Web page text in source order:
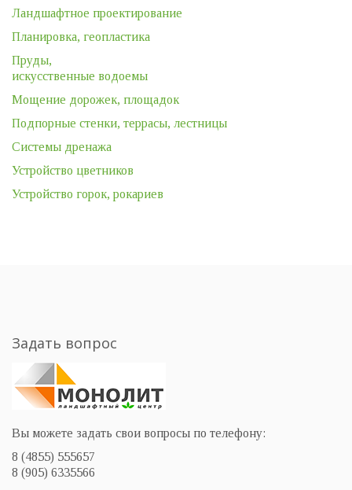
Ландшафтное проектирование
Планировка, геопластика
Пруды,
искусственные водоемы
Мощение дорожек, площадок
Подпорные стенки, террасы, лестницы
Системы дренажа
Устройство цветников
Устройство горок, рокариев
Задать вопрос
Вы можете задать свои вопросы по телефону:
8 (4855) 555657
8 (905) 6335566